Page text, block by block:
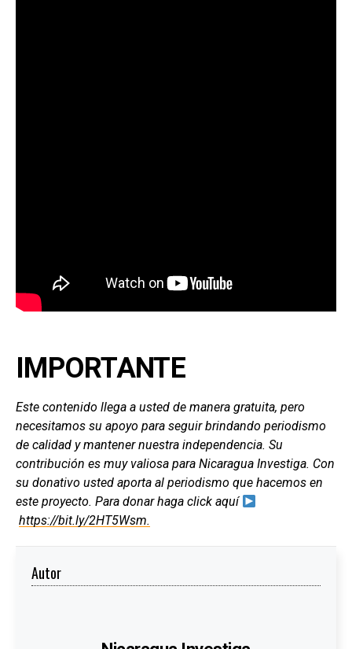
IMPORTANTE
Este contenido llega a usted de manera gratuita, pero
necesitamos su apoyo para seguir brindando periodismo
de calidad y mantener nuestra independencia. Su
contribución es muy valiosa para Nicaragua Investiga. Con
su donativo usted aporta al periodismo que hacemos en
este proyecto. Para donar haga click aquí
https://bit.ly/2HT5Wsm.
Autor